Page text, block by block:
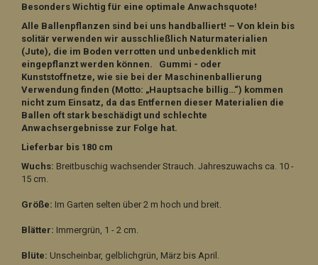
Besonders Wichtig für eine optimale Anwachsquote!
Alle Ballenpflanzen sind bei uns handballiert! – Von klein bis
solitär verwenden wir ausschließlich Naturmaterialien
(Jute), die im Boden verrotten und unbedenklich mit
eingepflanzt werden können. Gummi - oder
Kunststoffnetze, wie sie bei der Maschinenballierung
Verwendung finden (Motto: „Hauptsache billig…“) kommen
nicht zum Einsatz, da das Entfernen dieser Materialien die
Ballen oft stark beschädigt und schlechte
Anwachsergebnisse zur Folge hat.
Lieferbar bis 180 cm
Wuchs: Breitbuschig wachsender Strauch. Jahreszuwachs ca. 10 -
15 cm.
Größe: Im Garten selten über 2 m hoch und breit.
Blätter: Immergrün, 1 - 2 cm.
Blüte: Unscheinbar, gelblichgrün, März bis April.